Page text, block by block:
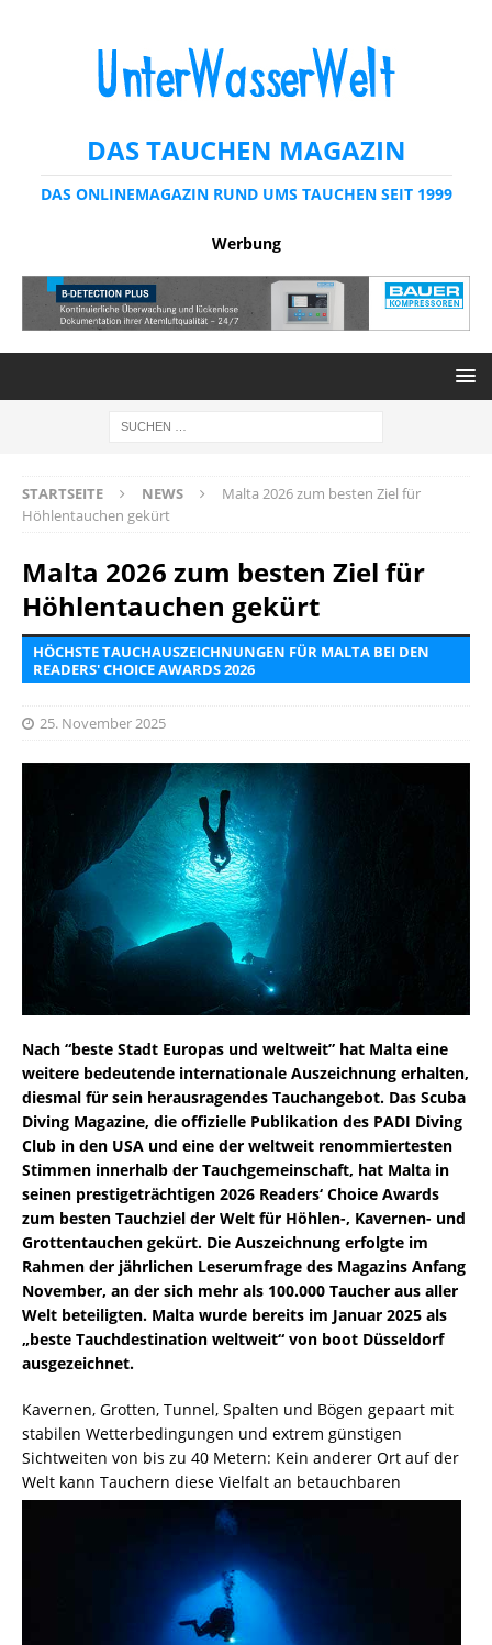
DAS TAUCHEN MAGAZIN
DAS ONLINEMAGAZIN RUND UMS TAUCHEN SEIT 1999
Werbung
STARTSEITE NEWS
Malta 2026 zum besten Ziel für
Höhlentauchen gekürt
Malta 2026 zum besten Ziel für
Höhlentauchen gekürt
HÖCHSTE TAUCHAUSZEICHNUNGEN FÜR MALTA BEI DEN
READERS' CHOICE AWARDS 2026
25. November 2025
Nach “beste Stadt Europas und weltweit” hat Malta eine
weitere bedeutende internationale Auszeichnung erhalten,
diesmal für sein herausragendes Tauchangebot. Das Scuba
Diving Magazine, die offizielle Publikation des PADI Diving
Club in den USA und eine der weltweit renommiertesten
Stimmen innerhalb der Tauchgemeinschaft, hat Malta in
seinen prestigeträchtigen 2026 Readers‘ Choice Awards
zum besten Tauchziel der Welt für Höhlen-, Kavernen- und
Grottentauchen gekürt. Die Auszeichnung erfolgte im
Rahmen der jährlichen Leserumfrage des Magazins Anfang
November, an der sich mehr als 100.000 Taucher aus aller
Welt beteiligten. Malta wurde bereits im Januar 2025 als
„beste Tauchdestination weltweit“ von boot Düsseldorf
ausgezeichnet.
Kavernen, Grotten, Tunnel, Spalten und Bögen gepaart mit
stabilen Wetterbedingungen und extrem günstigen
Sichtweiten von bis zu 40 Metern: Kein anderer Ort auf der
Welt kann Tauchern diese Vielfalt an betauchbaren